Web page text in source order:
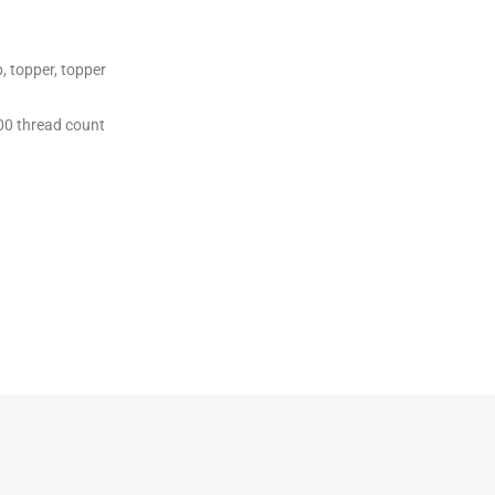
topper, topper
thread count